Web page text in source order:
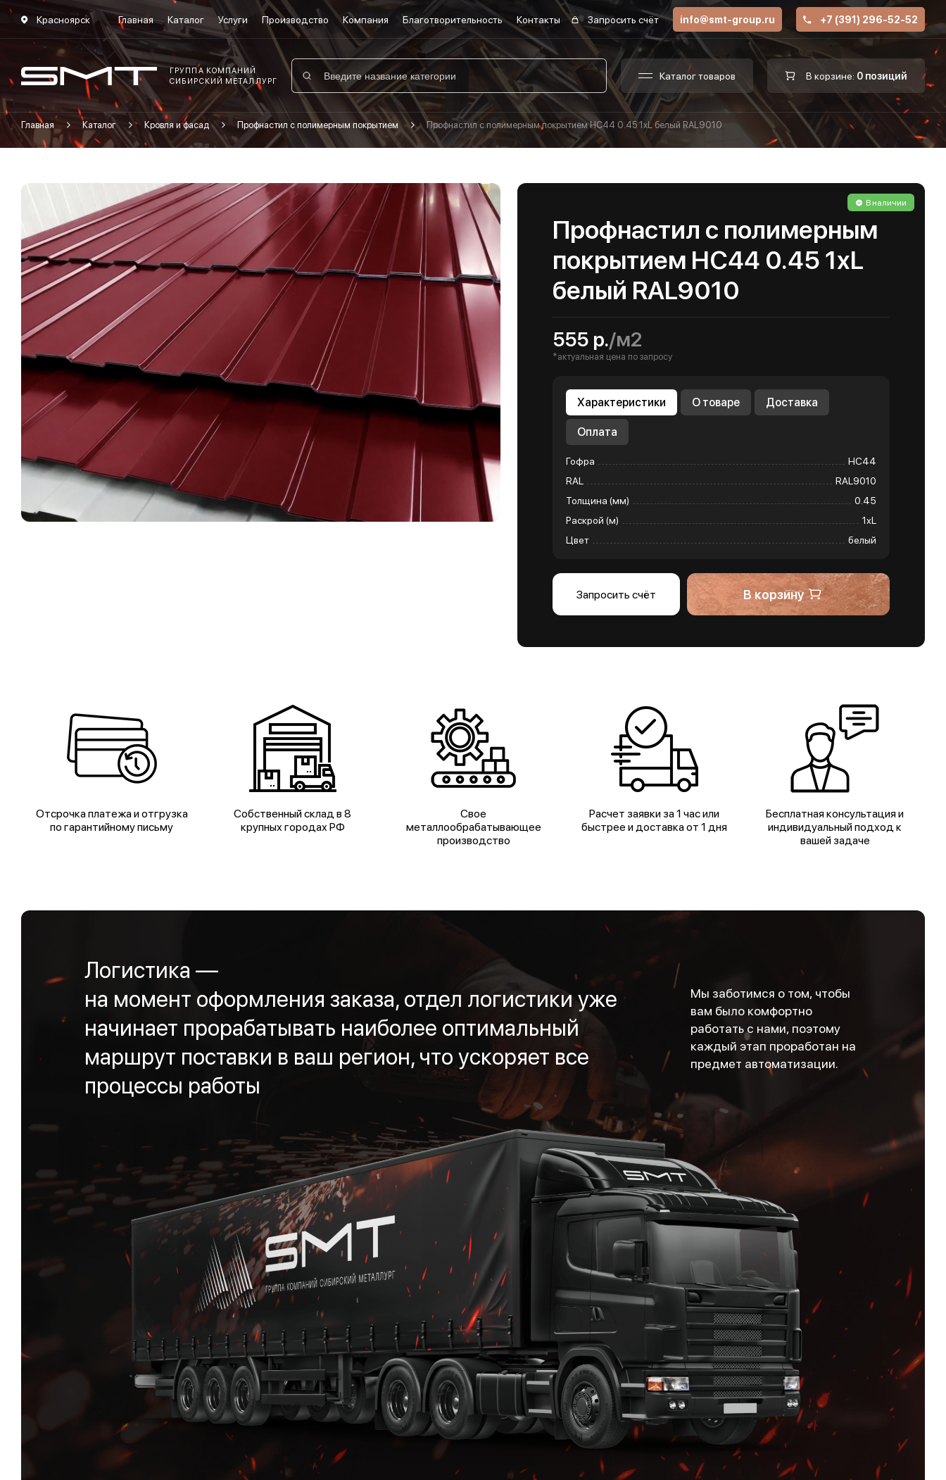
Красноярск Главная Каталог Услуги Производство Компания Благотворительность Контакты Запросить счёт info@smt-group.ru +7 (391) 296-52-52
ГРУППА КОМПАНИЙ
СИБИРСКИЙ МЕТАЛЛУРГ
Каталог товаров В корзине: 0 позиций
Главная Каталог Кровля и фасад Профнастил с полимерным покрытием Профнастил с полимерным покрытием НС44 0.45 1хL белый RAL9010
В наличии
Профнастил с полимерным
покрытием НС44 0.45 1хL
белый RAL9010
555 р./м2
*актуальная цена по запросу
Характеристики О товаре Доставка
Оплата
Гофра
НС44
RAL
RAL9010
Толщина (мм)
0.45
Раскрой (м)
1хL
Цвет
белый
Запросить счёт В корзину
Отсрочка платежа и отгрузка
по гарантийному письму
Собственный склад в 8
крупных городах РФ
Свое
металлообрабатывающее
производство
Расчет заявки за 1 час или
быстрее и доставка от 1 дня
Бесплатная консультация и
индивидуальный подход к
вашей задаче
Логистика —
на момент оформления заказа, отдел логистики уже
начинает прорабатывать наиболее оптимальный
маршрут поставки в ваш регион, что ускоряет все
процессы работы
Мы заботимся о том, чтобы
вам было комфортно
работать с нами, поэтому
каждый этап проработан на
предмет автоматизации.